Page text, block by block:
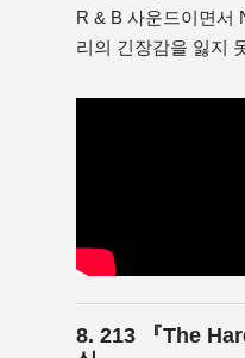
R & B 사운드이면서
리의 긴장감을 잃지
8. 213 『The